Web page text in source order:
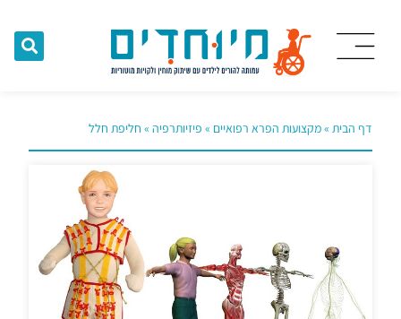
דף הבית »מקצועות הפרא רפואיים » פיזיותרפיה » חליפת חלל